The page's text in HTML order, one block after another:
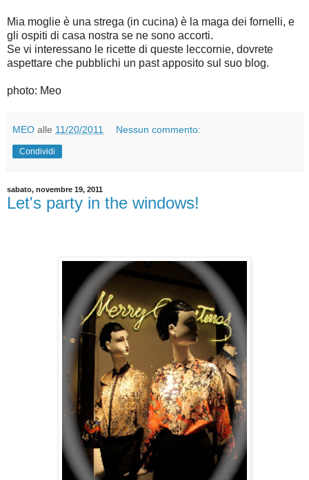
Mia moglie è una strega (in cucina) è la maga dei fornelli, e
gli ospiti di casa nostra se ne sono accorti.
Se vi interessano le ricette di queste leccornie, dovrete
aspettare che pubblichi un past apposito sul suo blog.
photo: Meo
MEO alle 11/20/2011 Nessun commento:
Condividi
sabato, novembre 19, 2011
Let's party in the windows!